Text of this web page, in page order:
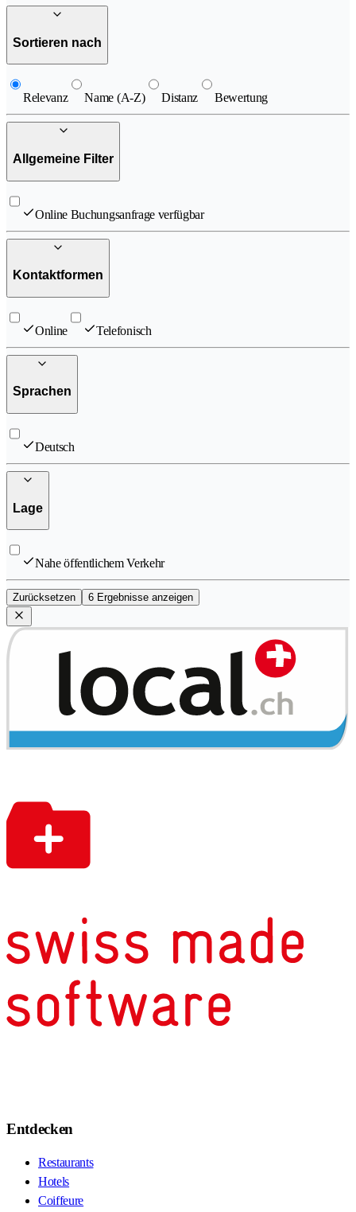
Sortieren nach
Relevanz Name (A-Z) Distanz Bewertung
Allgemeine Filter
Online Buchungsanfrage verfügbar
Kontaktformen
Online Telefonisch
Sprachen
Deutsch
Lage
Nahe öffentlichem Verkehr
Zurücksetzen 6 Ergebnisse anzeigen
Entdecken
Restaurants
Hotels
Coiffeure